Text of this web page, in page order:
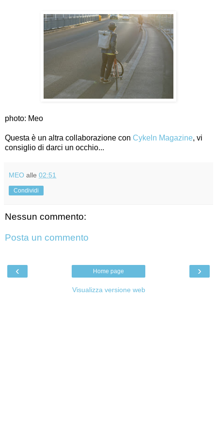
photo: Meo
Questa è un altra collaborazione con Cykeln Magazine, vi
consiglio di darci un occhio...
MEO alle 02:51
Condividi
Nessun commento:
Posta un commento
‹ ›
Home page
Visualizza versione web